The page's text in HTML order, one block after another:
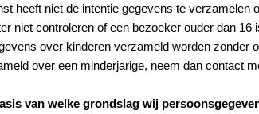
heeft niet de intentie gegevens te
niet controleren of een bezoeker ouder dan
over kinderen verzameld worden zonder
over een minderjarige, neem dan contact
van welke grondslag wij